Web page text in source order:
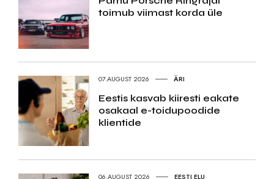
toimub viimast korda üle
07.AUGUST 2026 ÄRI
Eestis kasvab kiiresti eakate
osakaal e-toidupoodide
klientide
06.AUGUST 2026 EESTI ELU